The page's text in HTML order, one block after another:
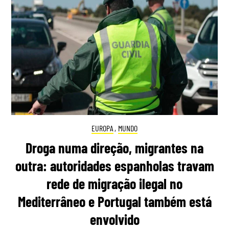
EUROPA , MUNDO
Droga numa direção, migrantes na
outra: autoridades espanholas travam
rede de migração ilegal no
Mediterrâneo e Portugal também está
envolvido